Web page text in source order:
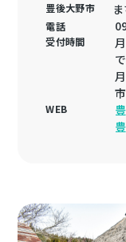
豊後大野市
電話
受付時間
WEB